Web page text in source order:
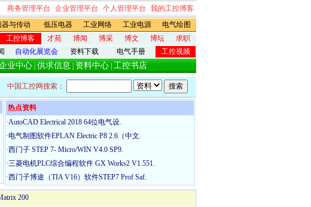
商务管理平台 企业管理平台 个人管理平台
我的工控博客
器与传动 低压电器 工业网络 工业电源
电气绘图
工控博客 才苑 博闻 博采 博文 博坛
求职
自动化展览会 资料下载 电气手册 工控视频
业中心 供求信息 资料中心 工控书店
中国工控网搜索：
热点资料
·AutoCAD Electrical 2018 64位电气设.
·电气制图软件EPLAN Electric P8 2.6（中文.
·西门子 STEP 7- Micro/WIN V4.0 SP9.
·三菱电机PLC综合编程软件 GX Works2 V1.551.
·西门子博途（TIA V16）软件STEP7 Prof Saf.
200